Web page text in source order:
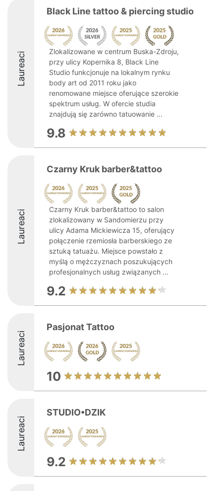
Laureaci
Black Line tattoo & piercing studio
Zlokalizowane w centrum Buska-Zdroju,
przy ulicy Kopernika 8, Black Line
Studio funkcjonuje na lokalnym rynku
body art od 2011 roku jako
renomowane miejsce oferujące szerokie
spektrum usług. W ofercie studia
znajdują się zarówno tatuowanie ...
9.8
Laureaci
Czarny Kruk barber&tattoo
Czarny Kruk barber&tattoo to salon
zlokalizowany w Sandomierzu przy
ulicy Adama Mickiewicza 15, oferujący
połączenie rzemiosła barberskiego ze
sztuką tatuażu. Miejsce powstało z
myślą o mężczyznach poszukujących
profesjonalnych usług związanych ...
9.2
Laureaci
Pasjonat Tattoo
10
Laureaci
STUDIO•DZIK
9.2